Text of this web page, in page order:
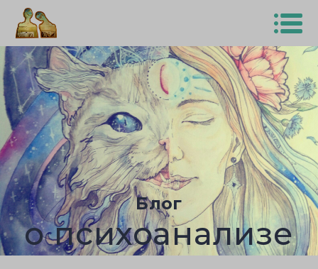
Блог
о психоанализе